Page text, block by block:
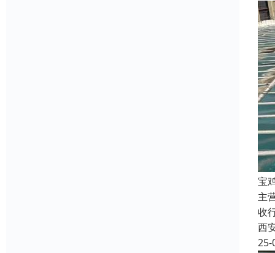
宝
主
收
西
25-